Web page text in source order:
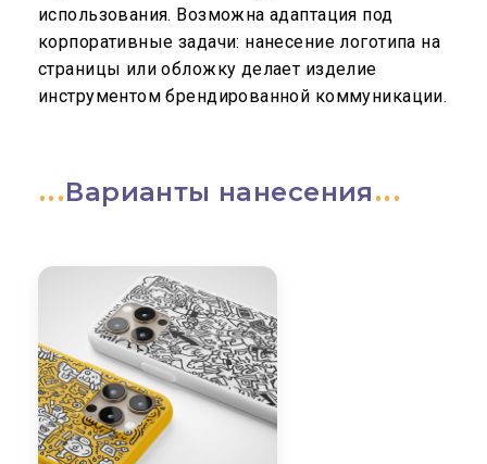
использования. Возможна адаптация под
корпоративные задачи: нанесение логотипа на
страницы или обложку делает изделие
инструментом брендированной коммуникации.
Варианты нанесения